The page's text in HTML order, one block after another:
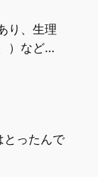
り、生理
など…
とったんで